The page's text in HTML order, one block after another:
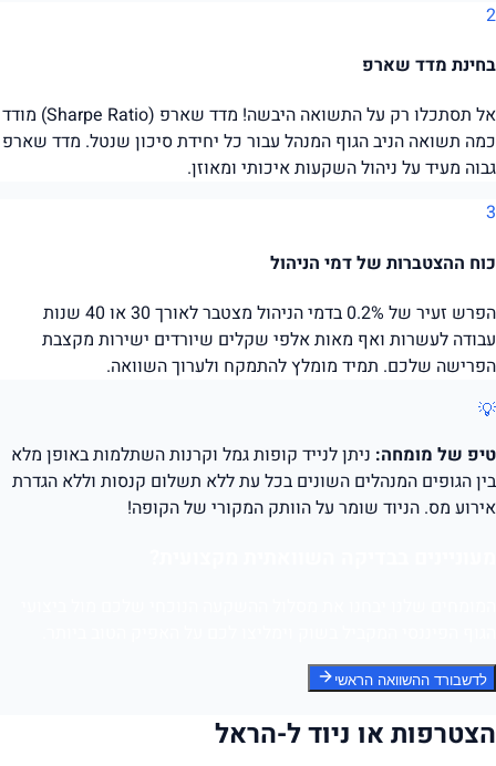
2
בחינת מדד שארפ
אל תסתכלו רק על התשואה היבשה! מדד שארפ (Sharpe Ratio) מודד
כמה תשואה הניב הגוף המנהל עבור כל יחידת סיכון שנטל. מדד שארפ
גבוה מעיד על ניהול השקעות איכותי ומאוזן.
3
כוח ההצטברות של דמי הניהול
הפרש זעיר של 0.2% בדמי הניהול מצטבר לאורך 30 או 40 שנות
עבודה לעשרות ואף מאות אלפי שקלים שיורדים ישירות מקצבת
הפרישה שלכם. תמיד מומלץ להתמקח ולערוך השוואה.
💡
טיפ של מומחה: ניתן לנייד קופות גמל וקרנות השתלמות באופן מלא
בין הגופים המנהלים השונים בכל עת ללא תשלום קנסות וללא הגדרת
אירוע מס. הניוד שומר על הוותק המקורי של הקופה!
לדשבורד ההשוואה הראשי
הצטרפות או ניוד ל-הראל